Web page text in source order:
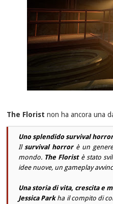
The Florist non ha ancora una
Uno splendido survival horror
Il survival horrorè un
mondo. The Floristè stato
idee nuove, un gameplay
Una storia di vita, crescita e
Jessica Parkha il compito di